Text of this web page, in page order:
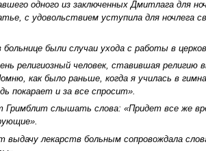
одного из заключенных Дмитлага для
с удовольствием уступила для ночлега
были случаи ухода с работы в
религиозный человек, ставившая религию
как было раньше, когда я училась в
покарает и за все спросит».
Гримблит слышать слова: «Придет все же
выдачу лекарств больным сопровождала